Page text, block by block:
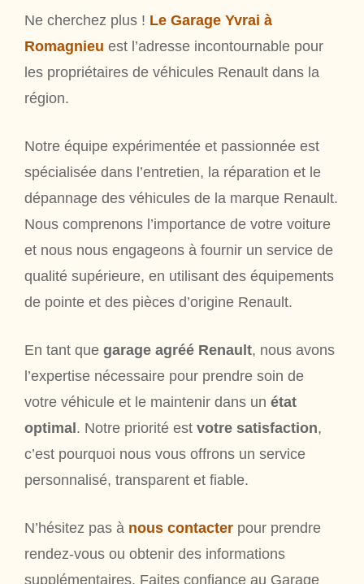
Ne cherchez plus ! Le Garage Yvrai à
Romagnieu est l’adresse incontournable pour
les propriétaires de véhicules Renault dans la
région.
Notre équipe expérimentée et passionnée est
spécialisée dans l’entretien, la réparation et le
dépannage des véhicules de la marque Renault.
Nous comprenons l’importance de votre voiture
et nous nous engageons à fournir un service de
qualité supérieure, en utilisant des équipements
de pointe et des pièces d’origine Renault.
En tant que garage agréé Renault, nous avons
l’expertise nécessaire pour prendre soin de
votre véhicule et le maintenir dans un état
optimal . Notre priorité est votre satisfaction,
c’est pourquoi nous vous offrons un service
personnalisé, transparent et fiable.
N’hésitez pas à nous contacter pour prendre
rendez-vous ou obtenir des informations
supplémentaires. Faites confiance au Garage